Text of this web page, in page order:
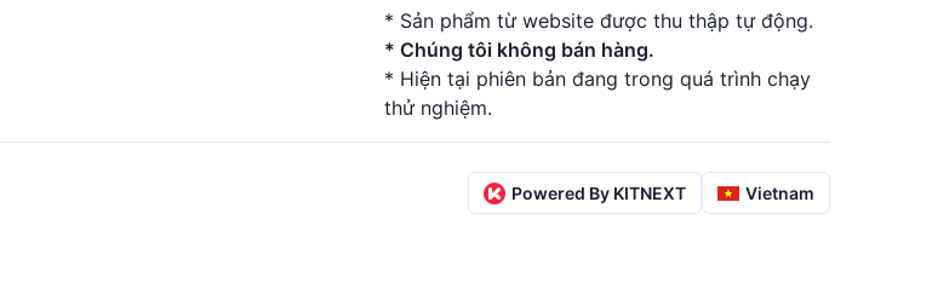
* Sản phẩm từ website được thu thập tự động.
* Chúng tôi không bán hàng.
* Hiện tại phiên bản đang trong quá trình chạy
thử nghiệm.
Powered By KITNEXT Vietnam